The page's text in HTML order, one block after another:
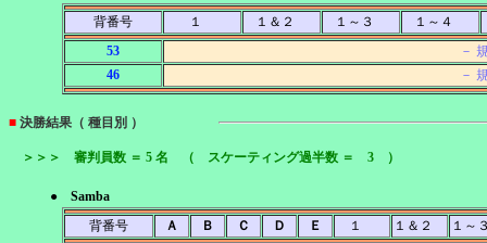
背番号
１ １＆２ １～３
１～４
53
－
46
－
■ 決勝結果（ 種目別 ）
＞＞＞ 審判員数 ＝ 5 名 （ スケーティング過半数 ＝ 3 ）
● Samba
背番号
Ａ Ｂ Ｃ Ｄ Ｅ １ １＆２
１